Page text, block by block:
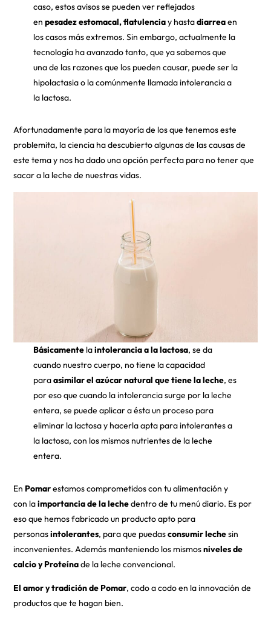
caso, estos avisos se pueden ver reflejados
en pesadez estomacal, flatulenciay hastadiarreaen
los casos más extremos. Sin embargo, actualmente la
tecnología ha avanzado tanto, que ya sabemos que
una de las razones que los pueden causar, puede ser la
hipolactasia o la comúnmente llamada intolerancia a
la lactosa.
Afortunadamente para la mayoría de los que tenemos este
problemita, la ciencia ha descubierto algunas de las causas de
este tema y nos ha dado una opción perfecta para no tener que
sacar a la leche de nuestras vidas.
Básicamentelaintolerancia a la lactosa, se da
cuando nuestro cuerpo, no tiene la capacidad
paraasimilar el azúcar natural que tiene la leche, es
por eso que cuando la intolerancia surge por la leche
entera, se puede aplicar a ésta un proceso para
eliminar la lactosa y hacerla apta para intolerantes a
la lactosa, con los mismos nutrientes de la leche
entera.
En Pomarestamos comprometidos con tu alimentación y
con laimportancia de la lechedentro de tu menú diario. Es por
eso que hemos fabricado un producto apto para
personasintolerantes, para que puedasconsumir lechesin
inconvenientes. Además manteniendo los mismosniveles de
calcio y Proteínade la leche convencional.
El amor y tradición de Pomar, codo a codo en la innovación de
productos que te hagan bien.